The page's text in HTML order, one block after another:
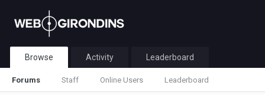
Browse
Forums Staff Online Users Leaderboard
Activity Leaderboard